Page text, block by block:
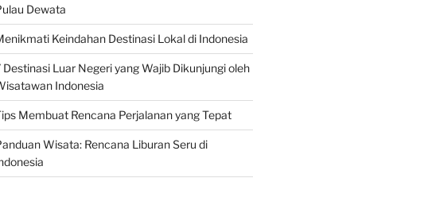
Dewata
Keindahan Destinasi Lokal di Indonesia
Destinasi Luar Negeri yang Wajib Dikunjungi oleh
Indonesia
Membuat Rencana Perjalanan yang Tepat
Wisata: Rencana Liburan Seru di